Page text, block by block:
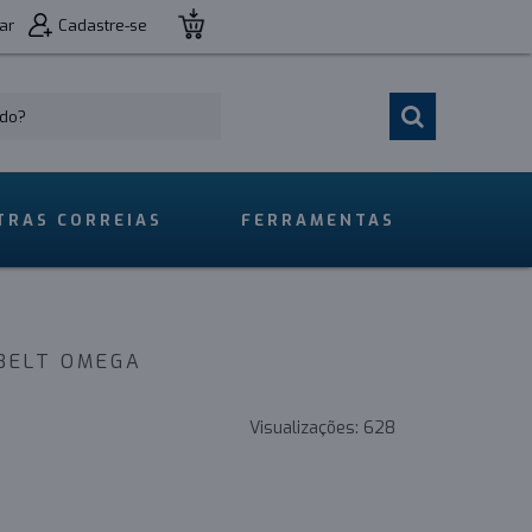
Cadastre-se
CORREIAS FERRAMENTAS
OMEGA
Visualizações: 628